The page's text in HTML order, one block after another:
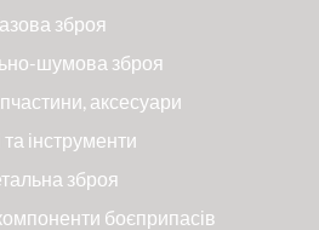
зброя
шумова зброя
аксесуари
інструменти
зброя
боєприпасів